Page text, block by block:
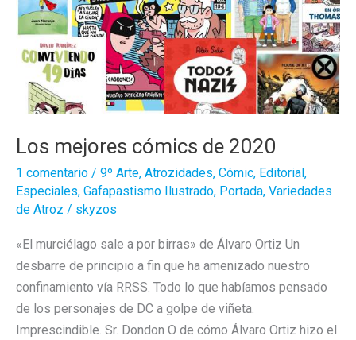
Los mejores cómics de 2020
1 comentario / 9º Arte, Atrozidades, Cómic, Editorial,
Especiales, Gafapastismo Ilustrado, Portada, Variedades
de Atroz / skyzos
«El murciélago sale a por birras» de Álvaro Ortiz Un
desbarre de principio a fin que ha amenizado nuestro
confinamiento vía RRSS. Todo lo que habíamos pensado
de los personajes de DC a golpe de viñeta.
Imprescindible. Sr. Dondon O de cómo Álvaro Ortiz hizo el